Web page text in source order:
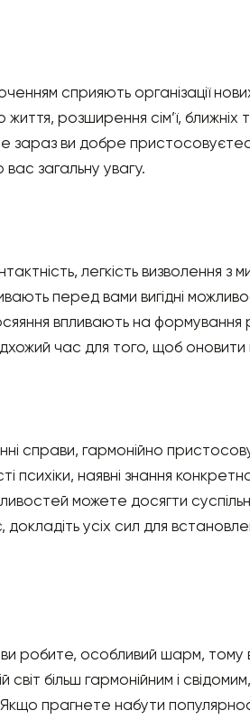
сприяють організації
розширення сім’ї,
ви добре пристосовуєтеся
загальну увагу.
легкість визволення з
перед вами вигідні
осяяння впливають на
час для того, щоб оновити
справи, гармонійно
психіки, наявні знання
можете досягти
усіх сил для
робите, особливий шарм, тому
світ більш гармонійним і
прагнете набути